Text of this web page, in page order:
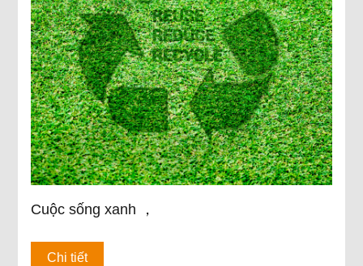
Cuộc sống xanh ，
Chi tiết